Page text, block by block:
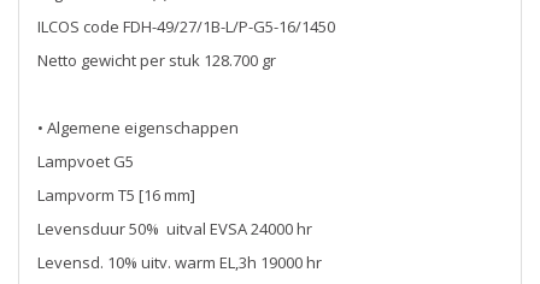
ILCOS code FDH-49/27/1B-L/P-G5-16/1450
Netto gewicht per stuk 128.700 gr
• Algemene eigenschappen
Lampvoet G5
Lampvorm T5 [16 mm]
Levensduur 50% uitval EVSA 24000 hr
Levensd. 10% uitv. warm EL,3h 19000 hr